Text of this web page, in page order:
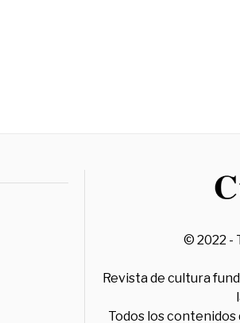
© 2022 -
Revista de cultura
Todos los